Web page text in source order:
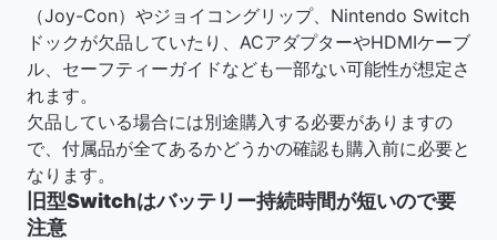
（Joy-Con）やジョイコングリップ、Nintendo Switch
ドックが欠品していたり、ACアダプターやHDMIケーブ
ル、セーフティーガイドなども一部ない可能性が想定さ
れます。
欠品している場合には別途購入する必要がありますの
で、付属品が全てあるかどうかの確認も購入前に必要と
なります。
旧型Switchはバッテリー持続時間が短いので要
注意